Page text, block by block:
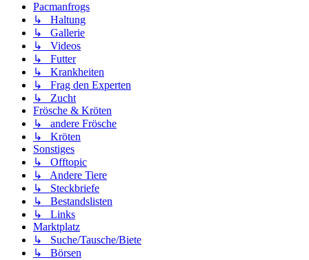
Pacmanfrogs
↳ Haltung
↳ Gallerie
↳ Videos
↳ Futter
↳ Krankheiten
↳ Frag den Experten
↳ Zucht
Frösche & Kröten
↳ andere Frösche
↳ Kröten
Sonstiges
↳ Offtopic
↳ Andere Tiere
↳ Steckbriefe
↳ Bestandslisten
↳ Links
Marktplatz
↳ Suche/Tausche/Biete
↳ Börsen